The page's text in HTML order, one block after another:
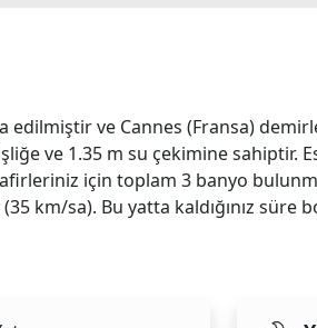
edilmiştir ve Cannes (Fransa)
ve 1.35 m su çekimine sahiptir.
için toplam 3 banyo
km/sa). Bu yatta kaldığınız süre